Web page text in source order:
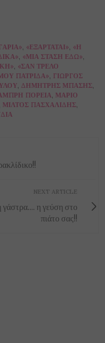
, «ΕΞΑΡΤΆΤΑΙ», «Η
, «ΜΙΑ ΣΤΆΣΗ ΕΔΏ»,
, «ΣΑΝ ΤΡΕΛΌ
ΠΑΤΡΊΔΑ», ΓΙΏΡΓΟΣ
, ΔΗΜΉΤΡΗΣ ΜΠΆΣΗΣ,
ΠΟΡΕΊΑ, ΜΆΡΙΟ
ΜΊΛΤΟΣ ΠΑΣΧΑΛΊΔΗΣ,
NEXT ARTICLE
η γεύση στο
πιάτο σας!!